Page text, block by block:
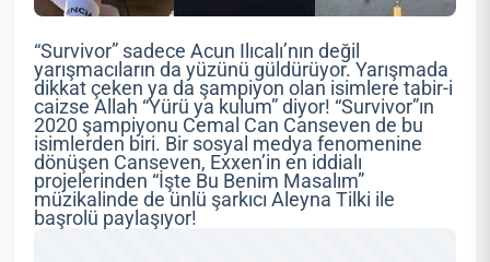
“Survivor” sadece Acun Ilıcalı’nın değil
yarışmacıların da yüzünü güldürüyor. Yarışmada
dikkat çeken ya da şampiyon olan isimlere tabir-i
caizse Allah “Yürü ya kulum” diyor! “Survivor”ın
2020 şampiyonu Cemal Can Canseven de bu
isimlerden biri. Bir sosyal medya fenomenine
dönüşen Canseven, Exxen’in en iddialı
projelerinden “İşte Bu Benim Masalım”
müzikalinde de ünlü şarkıcı Aleyna Tilki ile
başrolü paylaşıyor!